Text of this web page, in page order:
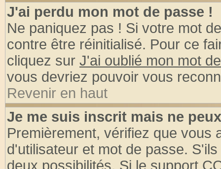
J'ai perdu mon mot de passe !
Ne paniquez pas ! Si votre mot
contre être réinitialisé. Pour ce
cliquez sur J'ai oublié mon mot
vous devriez pouvoir vous
Revenir en haut
Je me suis inscrit mais ne
Premièrement, vérifiez que vous
d'utilisateur et mot de passe.
deux possibilités. Si le support